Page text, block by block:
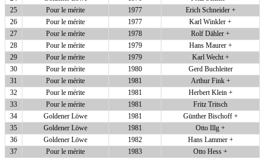
25
Pour le mérite 1977
Erich Schneider +
26
Pour le mérite 1977
Karl Winkler +
27
Pour le mérite 1978
Rolf Dähler +
28
Pour le mérite 1979
Hans Maurer +
29
Pour le mérite 1979
Karl Wecht +
30
Pour le mérite 1980
Gerd Buchleiter
31
Pour le mérite 1981
Arthur Fink +
32
Pour le mérite 1981
Herbert Klein +
33
Pour le mérite 1981
Fritz Tritsch
34
Goldener Löwe 1981
Günther Bischoff +
35
Goldener Löwe 1981
Otto Illg +
36
Goldener Löwe 1982
Hans Lammer +
37
Pour le mérite 1983
Otto Hess +